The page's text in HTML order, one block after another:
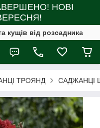
НОВІ
кущів від розсадника
ТРОЯНД САДЖАНЦІ